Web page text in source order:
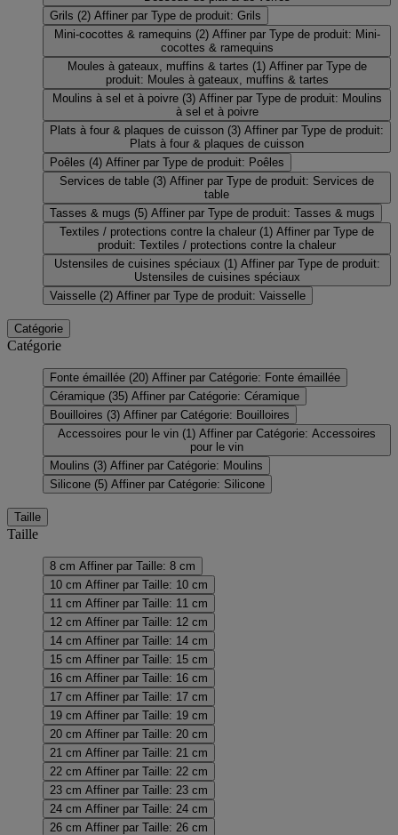
Grils (2) Affiner par Type de produit: Grils
Mini-cocottes & ramequins (2) Affiner par Type de produit: Mini-
cocottes & ramequins
Moules à gateaux, muffins & tartes (1) Affiner par Type de
produit: Moules à gateaux, muffins & tartes
Moulins à sel et à poivre (3) Affiner par Type de produit: Moulins
à sel et à poivre
Plats à four & plaques de cuisson (3) Affiner par Type de produit:
Plats à four & plaques de cuisson
Poêles (4) Affiner par Type de produit: Poêles
Services de table (3) Affiner par Type de produit: Services de
table
Tasses & mugs (5) Affiner par Type de produit: Tasses & mugs
Textiles / protections contre la chaleur (1) Affiner par Type de
produit: Textiles / protections contre la chaleur
Ustensiles de cuisines spéciaux (1) Affiner par Type de produit:
Ustensiles de cuisines spéciaux
Vaisselle (2) Affiner par Type de produit: Vaisselle
Catégorie
Catégorie
Fonte émaillée (20) Affiner par Catégorie: Fonte émaillée
Céramique (35) Affiner par Catégorie: Céramique
Bouilloires (3) Affiner par Catégorie: Bouilloires
Accessoires pour le vin (1) Affiner par Catégorie: Accessoires
pour le vin
Moulins (3) Affiner par Catégorie: Moulins
Silicone (5) Affiner par Catégorie: Silicone
Taille
Taille
8 cm Affiner par Taille: 8 cm
10 cm Affiner par Taille: 10 cm
11 cm Affiner par Taille: 11 cm
12 cm Affiner par Taille: 12 cm
14 cm Affiner par Taille: 14 cm
15 cm Affiner par Taille: 15 cm
16 cm Affiner par Taille: 16 cm
17 cm Affiner par Taille: 17 cm
19 cm Affiner par Taille: 19 cm
20 cm Affiner par Taille: 20 cm
21 cm Affiner par Taille: 21 cm
22 cm Affiner par Taille: 22 cm
23 cm Affiner par Taille: 23 cm
24 cm Affiner par Taille: 24 cm
26 cm Affiner par Taille: 26 cm